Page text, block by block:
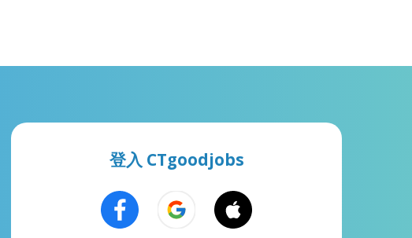
登入 CTgoodjobs